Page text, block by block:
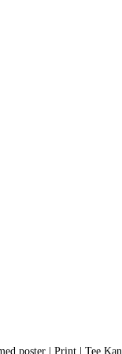
poster | Print | Tee